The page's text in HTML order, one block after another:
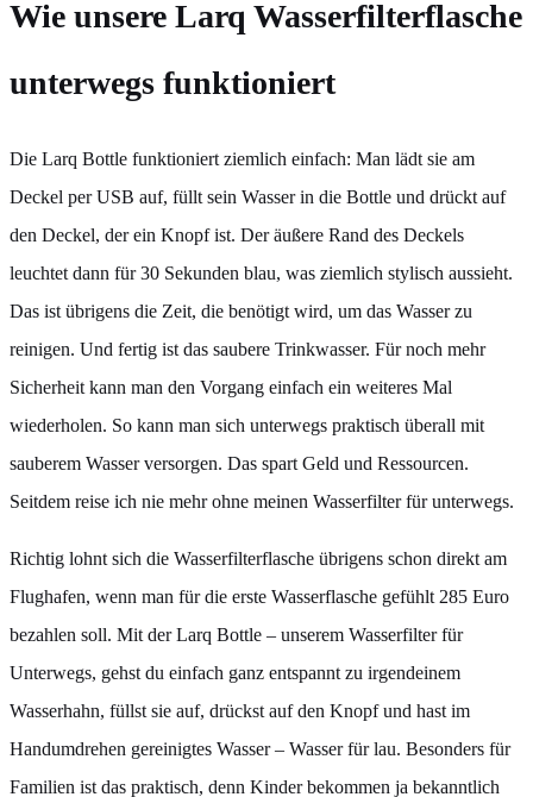
Wie unsere Larq Wasserfilterflasche
unterwegs funktioniert
Die Larq Bottle funktioniert ziemlich einfach: Man lädt sie am
Deckel per USB auf, füllt sein Wasser in die Bottle und drückt auf
den Deckel, der ein Knopf ist. Der äußere Rand des Deckels
leuchtet dann für 30 Sekunden blau, was ziemlich stylisch aussieht.
Das ist übrigens die Zeit, die benötigt wird, um das Wasser zu
reinigen. Und fertig ist das saubere Trinkwasser. Für noch mehr
Sicherheit kann man den Vorgang einfach ein weiteres Mal
wiederholen. So kann man sich unterwegs praktisch überall mit
sauberem Wasser versorgen. Das spart Geld und Ressourcen.
Seitdem reise ich nie mehr ohne meinen Wasserfilter für unterwegs.
Richtig lohnt sich die Wasserfilterflasche übrigens schon direkt am
Flughafen, wenn man für die erste Wasserflasche gefühlt 285 Euro
bezahlen soll. Mit der Larq Bottle – unserem Wasserfilter für
Unterwegs, gehst du einfach ganz entspannt zu irgendeinem
Wasserhahn, füllst sie auf, drückst auf den Knopf und hast im
Handumdrehen gereinigtes Wasser – Wasser für lau. Besonders für
Familien ist das praktisch, denn Kinder bekommen ja bekanntlich